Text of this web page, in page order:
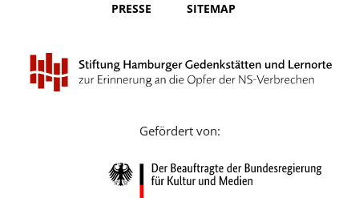
Nederlands
Português
Русский
PRESSE SITEMAP
Gefördert von: